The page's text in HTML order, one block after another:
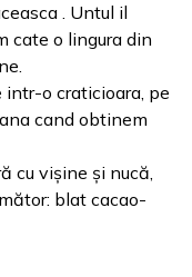
. Untul il
cate o lingura din
intr-o craticioara, pe
cand obtinem
cu vișine și nucă,
blat cacao-